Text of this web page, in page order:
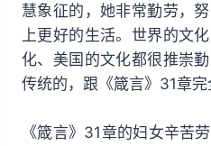
慧象征的，她非常勤劳，
上更好的生活。世界的文
化、美国的文化都很推崇
传统的，跟《箴言》31章完
《箴言》31章的妇女辛苦